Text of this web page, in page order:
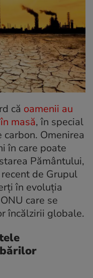
că oamenii au
masă, în special
Omenirea
în care poate
Pământului,
de Grupul
în evoluția
care se
încălzirii globale.